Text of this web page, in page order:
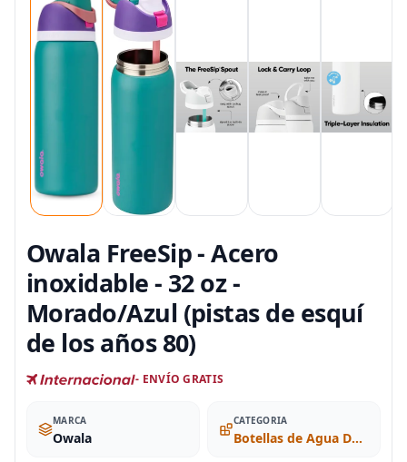
Owala FreeSip - Acero
inoxidable - 32 oz -
Morado/Azul (pistas de esquí
de los años 80)
- ENVÍO GRATIS
MARCA
Owala
CATEGORIA
Botellas de Agua Deportivas